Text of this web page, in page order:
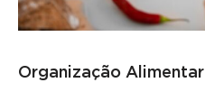
Organização Alimentar